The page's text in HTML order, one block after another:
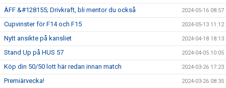
ÄFF &#128155; Drivkraft, bli mentor du också 2024-05-16 08:57
Cupvinster för F14 och F15 2024-05-13 11:12
Nytt ansikte på kansliet 2024-04-18 18:13
Stand Up på HUS 57 2024-04-05 10:05
Köp din 50/50 lott här redan innan match 2024-03-26 17:23
Premiärvecka! 2024-03-26 08:35